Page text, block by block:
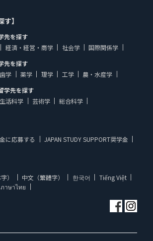
】
先を探す
経済・経営・商学
社会学
国際関係学
先を探す
学
薬学 理学 工学
農・水産学
学先を探す
生活科学
芸術学 総合科学
に応募する JAPAN STUDY SUPPORT奨学金
） 中文（繁體字） 한국어
Tiếng Việt
ภาษาไทย